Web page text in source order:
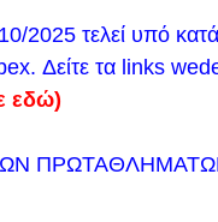
το αργότερο
από
για τους
οι υποψήφιοι
2025 τελεί υπό
Δείτε τα links
εδώ)